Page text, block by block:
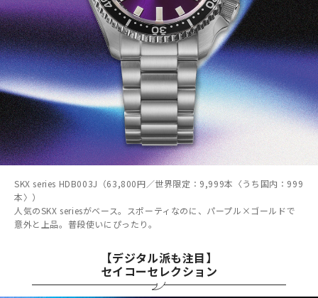
SKX series HDB003J（63,800円／世界限定：9,999本〈うち国内：999
本〉）
人気のSKX seriesがベース。スポーティなのに、パープル×ゴールドで
意外と上品。普段使いにぴったり。
【デジタル派も注目】
セイコーセレクション